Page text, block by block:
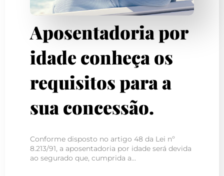
Aposentadoria por
idade conheça os
requisitos para a
sua concessão.
Conforme disposto no artigo 48 da Lei nº
8.213/91, a aposentadoria por idade será devida
ao segurado que, cumprida a…